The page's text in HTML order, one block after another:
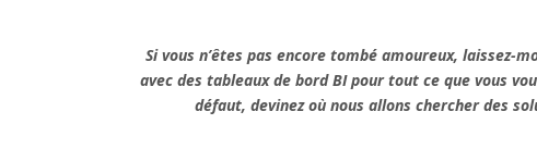
Si vous n’êtes pas encore tombé amoureux, laissez-
avec des tableaux de bord BI pour tout ce que vous
défaut, devinez où nous allons chercher des